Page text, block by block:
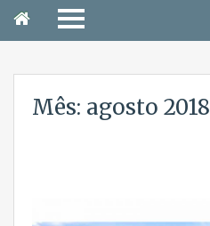
Mês: agosto 2018